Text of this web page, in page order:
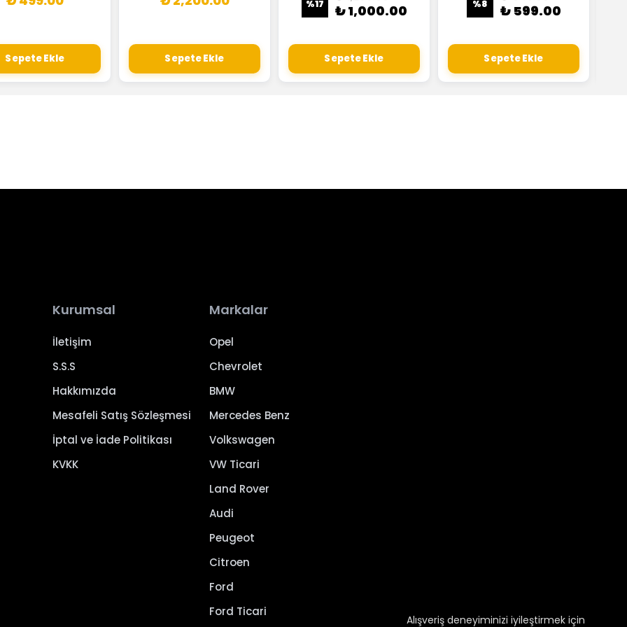
Alışveriş deneyiminizi iyileştirmek için
Sepete Ekle Sepete Ekle
%17 ₺ 1,000.00
Sepete Ekle
%8 ₺ 599.00
Sepete Ekle
Kurumsal
İletişim
S.S.S
Hakkımızda
Mesafeli Satış Sözleşmesi
İptal ve İade Politikası
KVKK
Markalar
Opel
Chevrolet
BMW
Mercedes Benz
Volkswagen
VW Ticari
Land Rover
Audi
Peugeot
Citroen
Ford
Ford Ticari